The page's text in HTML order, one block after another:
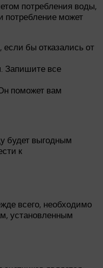
потребления воды,
потребление может
если бы отказались от
Запишите все
поможет вам
будет выгодным
к
всего, необходимо
установленным